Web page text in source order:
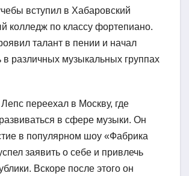
вступил в Хабаровский
колледж по классу фортепиано.
талант в пении и начал
в различных музыкальных группах
переехал в Москву, где
в сфере музыки. Он
в популярном шоу «Фабрика
заявить о себе и привлечь
Вскоре после этого он